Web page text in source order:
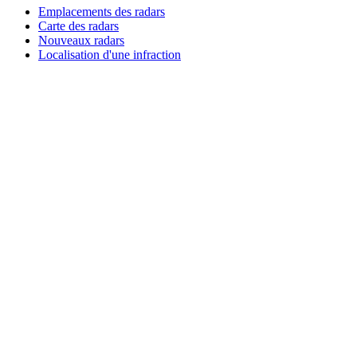
Emplacements des radars
Carte des radars
Nouveaux radars
Localisation d'une infraction